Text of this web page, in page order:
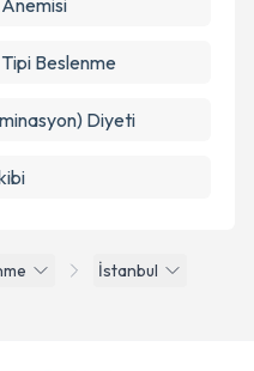
İstanbul
Beslenme
Diyeti